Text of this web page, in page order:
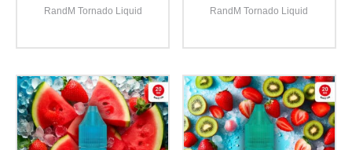
RandM Tornado Liquid RandM Tornado Liquid